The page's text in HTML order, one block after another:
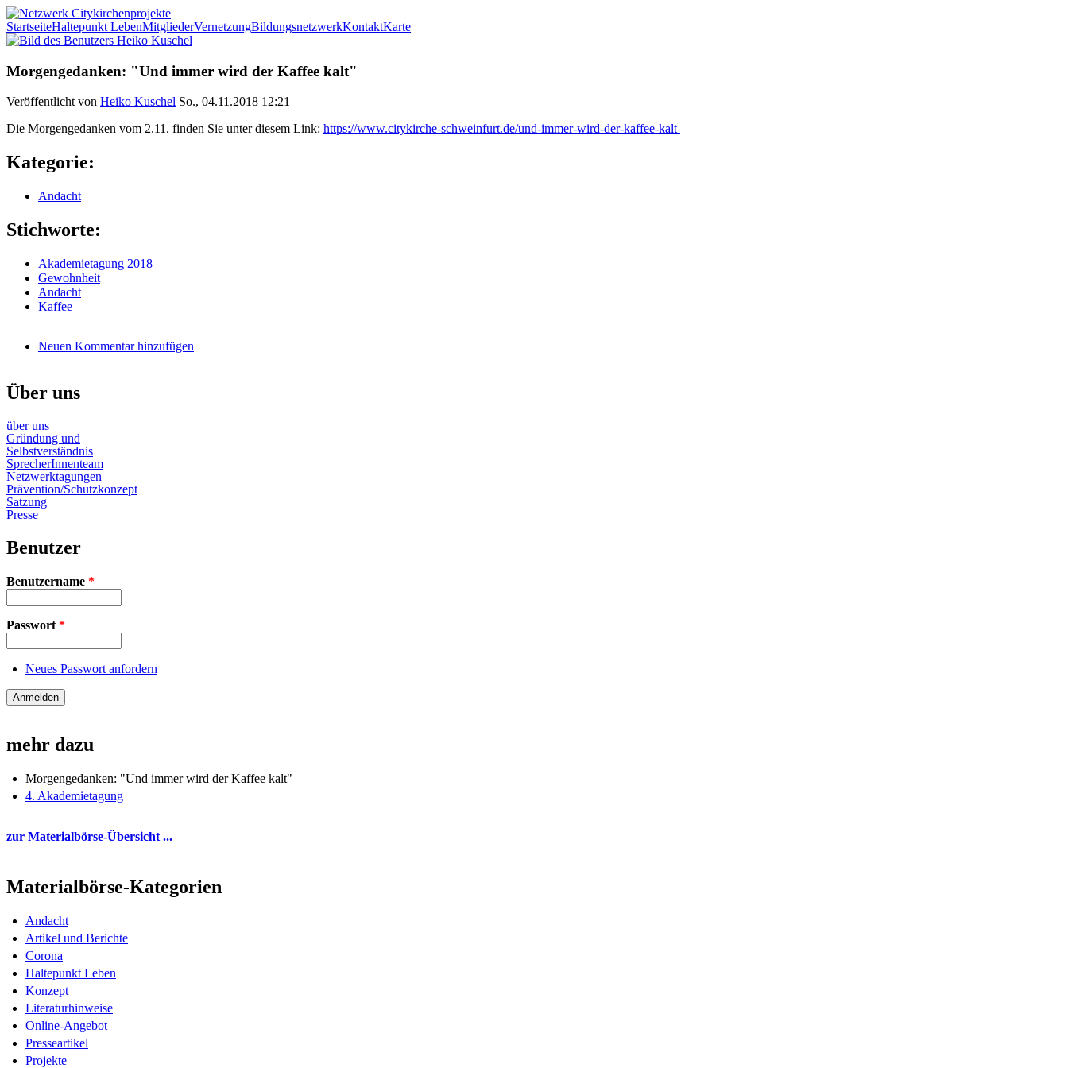
Direkt zum Inhalt
Netzwerk
Citykirchenprojekte
StartseiteHaltepunkt LebenMitgliederVernetzungBildungsnetzwerkKontaktKarte
Morgengedanken: "Und immer wird der Kaffee kalt"
Veröffentlicht von Heiko Kuschel So., 04.11.2018 12:21
Die Morgengedanken vom 2.11. finden Sie unter diesem Link: https://www.citykirche-schweinfurt.de/und-immer-wird-der-kaffee-kalt
Kategorie:
Andacht
Stichworte:
Akademietagung 2018
Gewohnheit
Andacht
Kaffee
Neuen Kommentar hinzufügen
Über uns
über uns
Gründung und
Selbstverständnis
SprecherInnenteam
Netzwerktagungen
Prävention/Schutzkonzept
Satzung
Presse
Benutzer
Benutzername *
Passwort *
Neues Passwort anfordern
mehr dazu
Morgengedanken: "Und immer wird der Kaffee kalt"
4. Akademietagung
zur Materialbörse-Übersicht ...
Materialbörse-Kategorien
Andacht
Artikel und Berichte
Corona
Haltepunkt Leben
Konzept
Literaturhinweise
Online-Angebot
Presseartikel
Projekte